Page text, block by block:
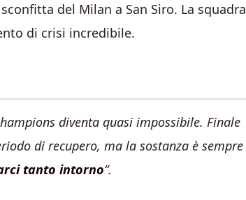
del Milan a San Siro. La squadra
di crisi incredibile.
diventa quasi impossibile. Finale
di recupero, ma la sostanza è sempre
tanto intorno“.